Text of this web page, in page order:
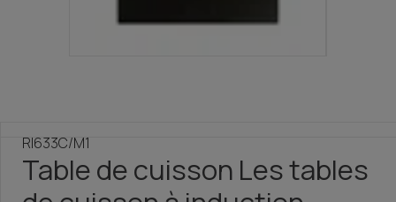
RI633C/M1
Table de cuisson Les tables